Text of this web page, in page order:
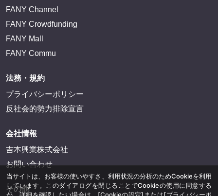
FANY Channel
FANY Crowdfunding
FANY Mall
FANY Commu
法務・規約
プライバシーポリシー
反社会的勢力排除宣言
会社情報
吉本興業株式会社
お問い合わせ
その他
当サイトは、お客様の使いやすさ、利用状況の分析のためCookieを利用
しています。このダイアログを閉じることでCookieの使用に同意する